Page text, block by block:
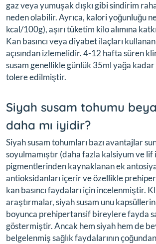
gaz veya yumuşak dışkı gibi sindirim
neden olabilir. Ayrıca, kalori yoğunluğu
kcal/100g), aşırı tüketim kilo alımına
Kan basıncı veya diyabet ilaçları
açısından izlemelidir. 4-12 hafta süren
susam genellikle günlük 35ml yağa
tolere edilmiştir.
Siyah susam tohumu
daha mı iyidir?
Siyah susam tohumları bazı avantajlar
soyulmamıştır (daha fazla kalsiyum ve
pigmentlerinden kaynaklanan ek
antioksidanları içerir ve özellikle
kan basıncı faydaları için incelenmiştir.
araştırmalar, siyah susam unu
boyunca prehipertansif bireylere fayda
göstermiştir. Ancak hem siyah hem de
belgelenmiş sağlık faydalarının